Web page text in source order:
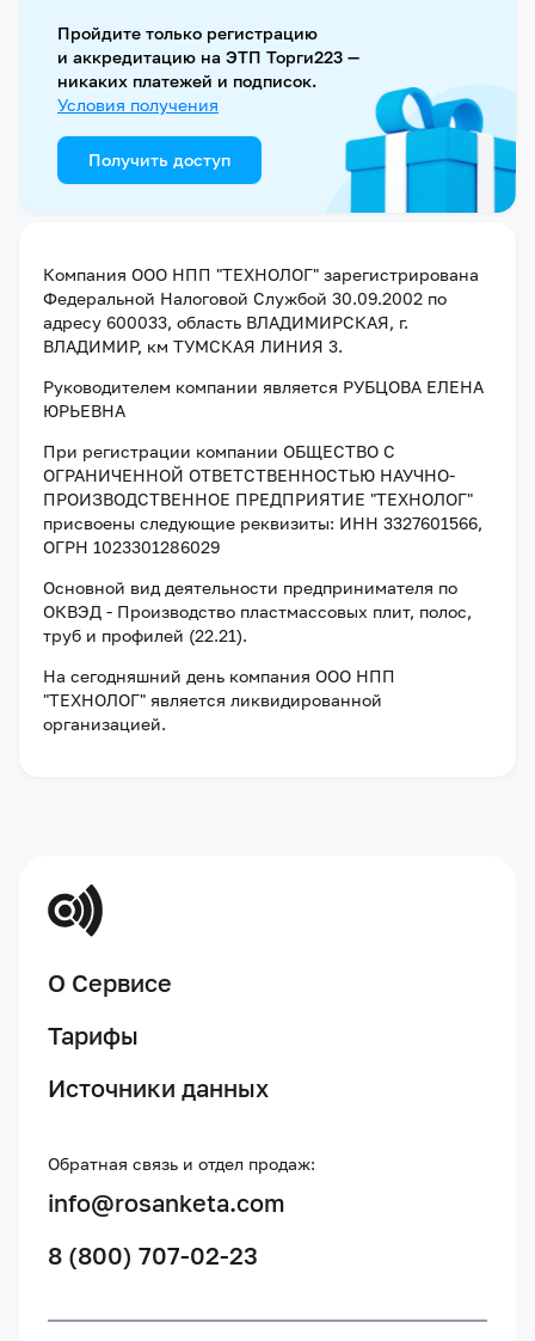
Пройдите только регистрацию
и аккредитацию на ЭТП Торги223 —
никаких платежей и подписок.
Условия получения
Получить доступ
Компания ООО НПП "ТЕХНОЛОГ" зарегистрирована
Федеральной Налоговой Службой 30.09.2002 по
адресу 600033, область ВЛАДИМИРСКАЯ, г.
ВЛАДИМИР, км ТУМСКАЯ ЛИНИЯ 3.
Руководителем компании является РУБЦОВА ЕЛЕНА
ЮРЬЕВНА
При регистрации компании ОБЩЕСТВО С
ОГРАНИЧЕННОЙ ОТВЕТСТВЕННОСТЬЮ НАУЧНО-
ПРОИЗВОДСТВЕННОЕ ПРЕДПРИЯТИЕ "ТЕХНОЛОГ"
присвоены следующие реквизиты: ИНН 3327601566,
ОГРН 1023301286029
Основной вид деятельности предпринимателя по
ОКВЭД - Производство пластмассовых плит, полос,
труб и профилей (22.21).
На сегодняшний день компания ООО НПП
"ТЕХНОЛОГ" является ликвидированной
организацией.
О Сервисе
Тарифы
Источники данных
Обратная связь и отдел продаж:
info@rosanketa.com
8 (800) 707-02-23